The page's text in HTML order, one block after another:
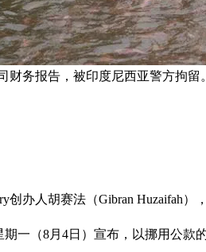
财务报告，被印度尼西亚警方拘留
创办人胡赛法（Gibran Huzaifah
一（8月4日）宣布，以挪用公款